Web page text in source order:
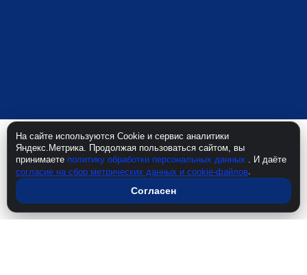
Ресурс может содержать материалы 16+
Политика конфиденциальности
Персональные данные
Положение
На сайте используются Cookie и сервис аналитики
Яндекс.Метрика. Продолжая пользоваться сайтом, вы
принимаете политику обработки персональных данных
. И даёте
согласие на сбор метрических данных и cookie-файлов
Согласен